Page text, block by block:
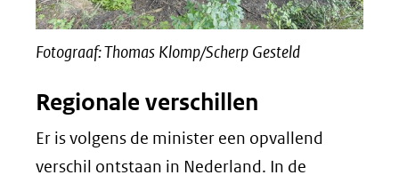
Fotograaf: Thomas Klomp/Scherp Gesteld
Regionale verschillen
Er is volgens de minister een opvallend
verschil ontstaan in Nederland. In de